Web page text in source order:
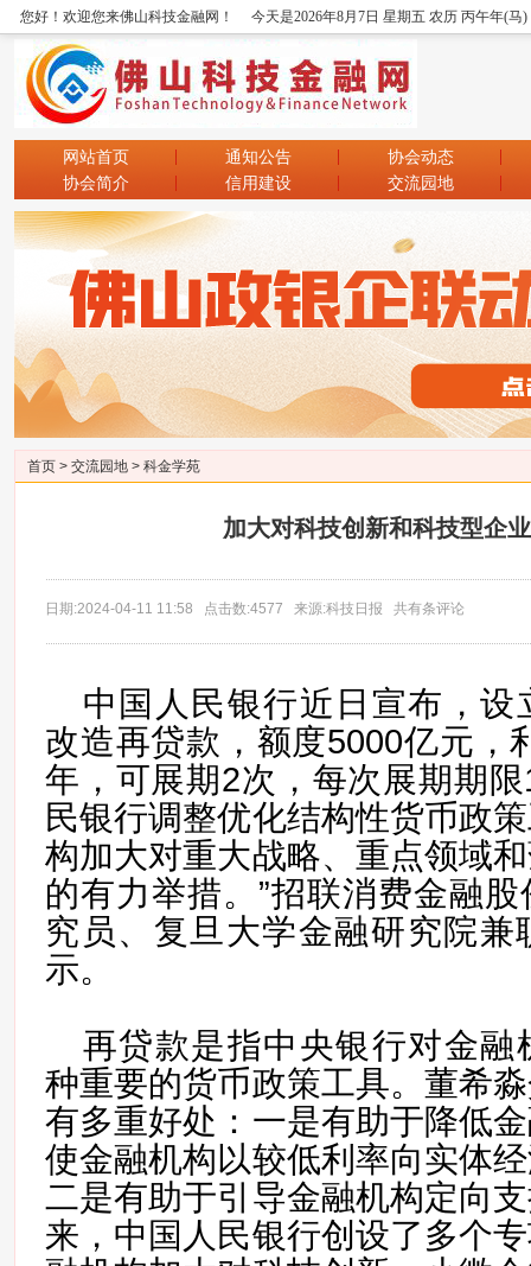
您好！欢迎您来佛山科技金融网！ 今天是2026年8月7日 星期五 农历 丙午年(马
网站首页 通知公告
协会动态
协会简介
信用建设 交流园地
首页 > 交流园地 > 科金学苑
加大对科技创新和科技型企
日期:2024-04-11 11:58 点击数:4577 来源:科技日报 共有条评论
中国人民银行近日宣布，设
改造再贷款，额度5000亿元，
年，可展期2次，每次展期期
民银行调整优化结构性货币政
构加大对重大战略、重点领域
的有力举措。”招联消费金融
究员、复旦大学金融研究院兼
示。
再贷款是指中央银行对金融
种重要的货币政策工具。董希
有多重好处：一是有助于降低
使金融机构以较低利率向实体
二是有助于引导金融机构定向
来，中国人民银行创设了多个